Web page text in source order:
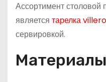
Ассортимент столовой
является тарелка
сервировкой.